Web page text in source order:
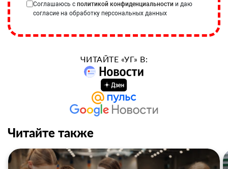
Соглашаюсь с политикой конфиденциальности и даю
согласие на обработку персональных данных
ЧИТАЙТЕ «УГ» В:
Читайте также